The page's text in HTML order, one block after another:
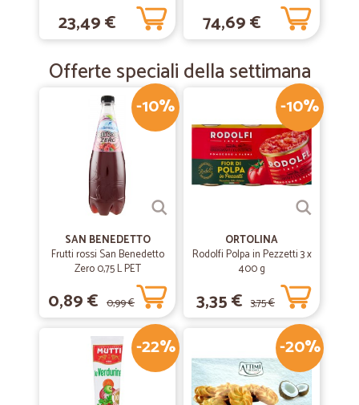
23,49 € 74,69 €
Offerte speciali della settimana
-10%
SAN BENEDETTO
Frutti rossi San Benedetto
Zero 0,75 L PET
0,89 € 0,99 €
-10%
ORTOLINA
Rodolfi Polpa in Pezzetti 3 x
400 g
3,35 € 3,75 €
-22% -20%